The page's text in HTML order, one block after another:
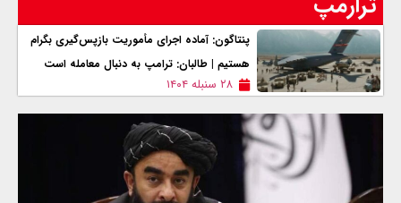
پنتاگون: آماده اجرای مأموریت بازپس‌گیری بگرام
هستیم | طالبان: ترامپ به دنبال معامله است
۲۸ سنبله ۱۴۰۴